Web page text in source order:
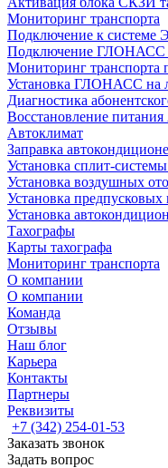
Мониторинг транспорта
Подключение к
Подключение
Мониторинг транспорта
Установка ГЛОНАСС на
Диагностика
Восстановление
Автоклимат
Заправка
Установка сплит-
Установка воздушных
Установка предпусковых
Установка
Тахографы
Карты тахографа
Мониторинг транспорта
О компании
О компании
Команда
Отзывы
Наш блог
Карьера
Контакты
Партнеры
Реквизиты
+7 (342) 254-01-53
Заказать звонок
Задать вопрос